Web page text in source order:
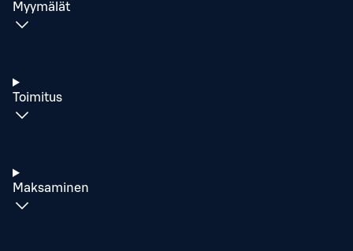
Myymälät
Toimitus
Maksaminen